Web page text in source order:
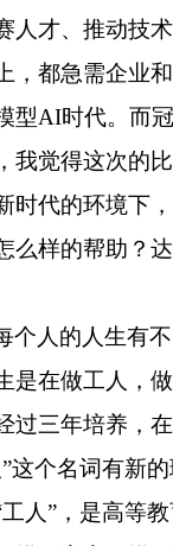
人才、推动技
，都急需企业
型AI时代。而
我觉得这次的
时代的环境下
么样的帮助？
个人的人生有
是在做工人，
过三年培养，
这个名词有新
人”，是高等